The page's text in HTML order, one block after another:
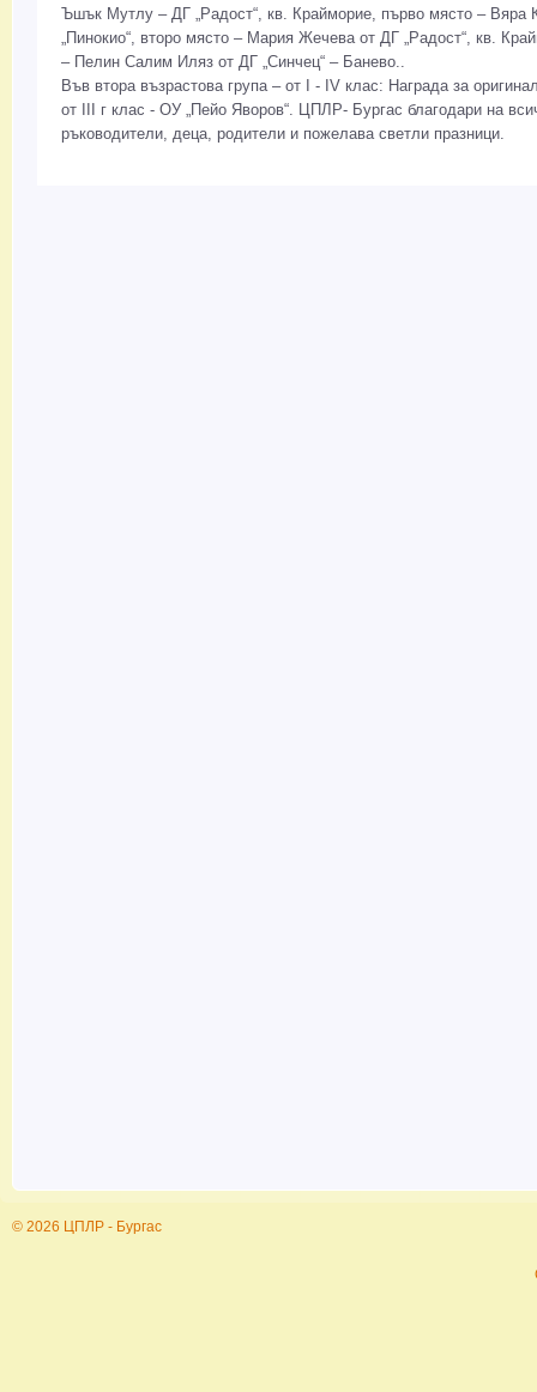
Ъшък Мутлу – ДГ „Радост“, кв. Крайморие, първо място – Вяра
„Пинокио“, второ място – Мария Жечева от ДГ „Радост“, кв.
– Пелин Салим Иляз от ДГ „Синчец“ – Банево..
Във втора възрастова група – от I - IV клас: Награда за
от III г клас - ОУ „Пейо Яворов“. ЦПЛР- Бургас благодари на
ръководители, деца, родители и пожелава светли празници.
© 2026 ЦПЛР - Бургас